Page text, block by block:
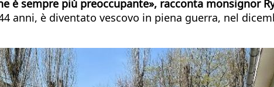
è sempre più preoccupante», racconta monsignor
anni, è diventato vescovo in piena guerra, nel